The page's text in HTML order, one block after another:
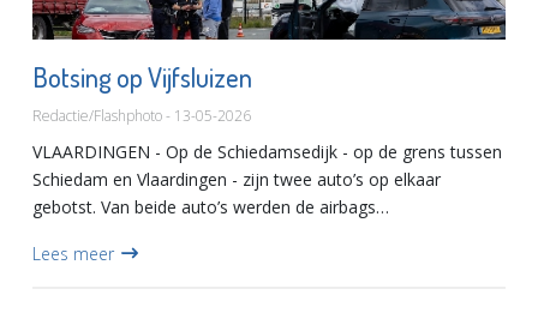
Botsing op Vijfsluizen
Redactie/Flashphoto - 13-05-2026
VLAARDINGEN - Op de Schiedamsedijk - op de grens tussen
Schiedam en Vlaardingen - zijn twee auto’s op elkaar
gebotst. Van beide auto’s werden de airbags
beide auto’s meenemen.
Lees meer